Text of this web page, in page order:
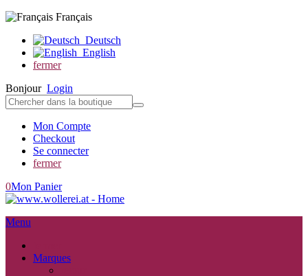
Français
Deutsch
English
fermer
Bonjour Login
Mon Compte
Checkout
Se connecter
fermer
0Mon Panier
Menu
Marques